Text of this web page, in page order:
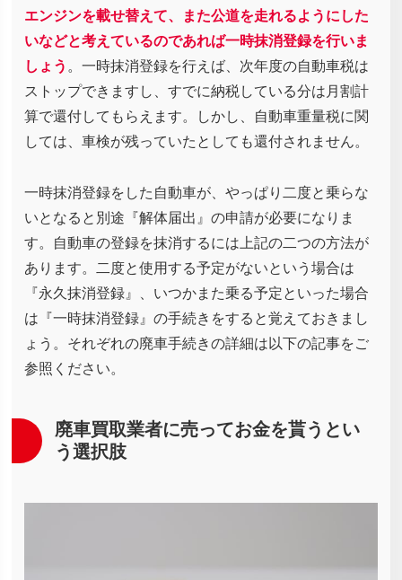
エンジンを載せ替えて、また公道を走れるようにした
いなどと考えているのであれば一時抹消登録を行いま
しょう 。一時抹消登録を行えば、次年度の自動車税は
ストップできますし、すでに納税している分は月割計
算で還付してもらえます。しかし、自動車重量税に関
しては、車検が残っていたとしても還付されません。
一時抹消登録をした自動車が、やっぱり二度と乗らな
いとなると別途『解体届出』の申請が必要になりま
す。自動車の登録を抹消するには上記の二つの方法が
あります。二度と使用する予定がないという場合は
『永久抹消登録』、いつかまた乗る予定といった場合
は『一時抹消登録』の手続きをすると覚えておきまし
ょう。それぞれの廃車手続きの詳細は以下の記事をご
参照ください。
廃車買取業者に売ってお金を貰うとい
う選択肢